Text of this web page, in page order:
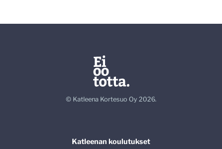
© Katleena Kortesuo Oy 2026.
Katleenan koulutukset